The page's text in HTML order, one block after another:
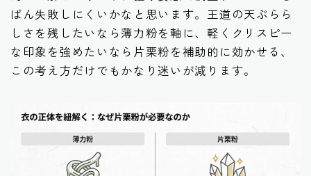
ばん失敗しにくいかなと思います。王道の天ぷらら
しさを残したいなら薄力粉を軸に、軽くクリスピー
な印象を強めたいなら片栗粉を補助的に効かせる、
この考え方だけでもかなり迷いが減ります。